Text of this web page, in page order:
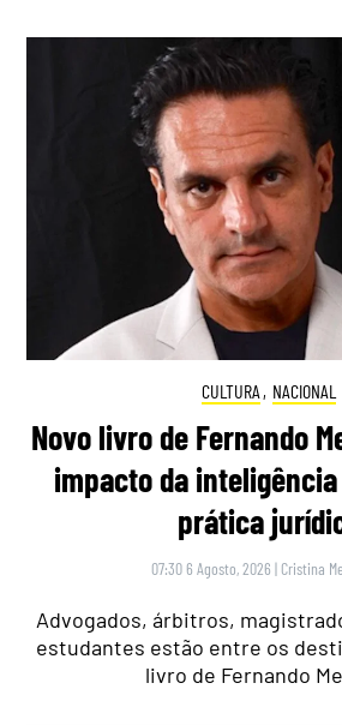
CULTURA , NACIONAL
Novo livro de Fernando
impacto da
prática
07:30 6 Agosto, 2026 | Cristina
Advogados, árbitros,
estudantes estão entre os
livro de Fernando